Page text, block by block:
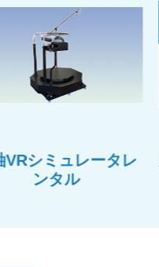
VRシミュレータレ
ンタル